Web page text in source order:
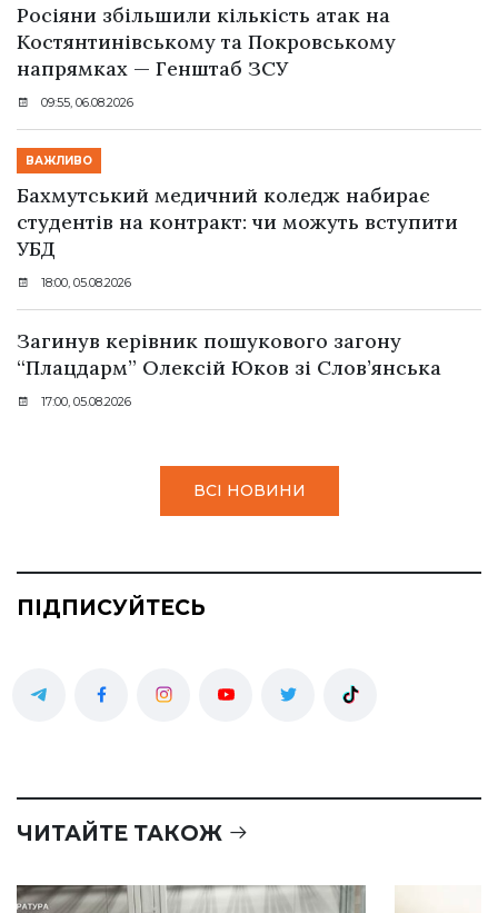
Росіяни збільшили кількість атак на
Костянтинівському та Покровському
напрямках — Генштаб ЗСУ
09:55, 06.08.2026
ВАЖЛИВО
Бахмутський медичний коледж набирає
студентів на контракт: чи можуть вступити
УБД
18:00, 05.08.2026
Загинув керівник пошукового загону
“Плацдарм” Олексій Юков зі Слов’янська
17:00, 05.08.2026
ВСІ НОВИНИ
ПІДПИСУЙТЕСЬ
ЧИТАЙТЕ ТАКОЖ